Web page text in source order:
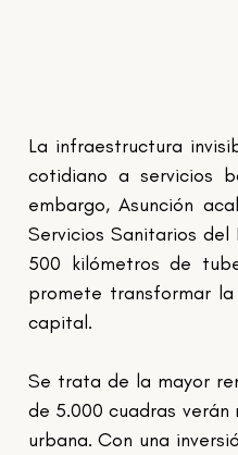
La infraestructura
cotidiano a servicios
embargo, Asunción
Servicios Sanitarios del
500 kilómetros de
promete transformar
capital.
Se trata de la mayor
de 5.000 cuadras
urbana. Con una